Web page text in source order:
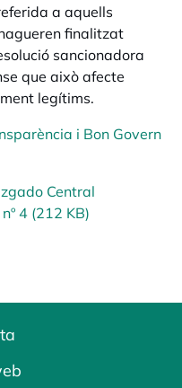
a aquells
finalitzat
sancionadora
que això afecte
legítims.
i Bon Govern
Central
4 (212 KB)